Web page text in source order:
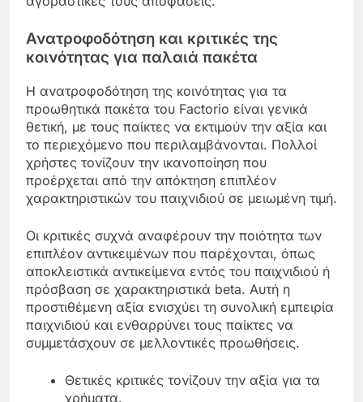
Ανατροφοδότηση και κριτικές της
κοινότητας για παλαιά πακέτα
Η ανατροφοδότηση της κοινότητας για τα
προωθητικά πακέτα του Factorio είναι γενικά
θετική, με τους παίκτες να εκτιμούν την αξία και
το περιεχόμενο που περιλαμβάνονται. Πολλοί
χρήστες τονίζουν την ικανοποίηση που
προέρχεται από την απόκτηση επιπλέον
χαρακτηριστικών του παιχνιδιού σε μειωμένη τιμή.
Οι κριτικές συχνά αναφέρουν την ποιότητα των
επιπλέον αντικειμένων που παρέχονται, όπως
αποκλειστικά αντικείμενα εντός του παιχνιδιού ή
πρόσβαση σε χαρακτηριστικά beta. Αυτή η
προστιθέμενη αξία ενισχύει τη συνολική εμπειρία
παιχνιδιού και ενθαρρύνει τους παίκτες να
συμμετάσχουν σε μελλοντικές προωθήσεις.
Θετικές κριτικές τονίζουν την αξία για τα
χρήματα.